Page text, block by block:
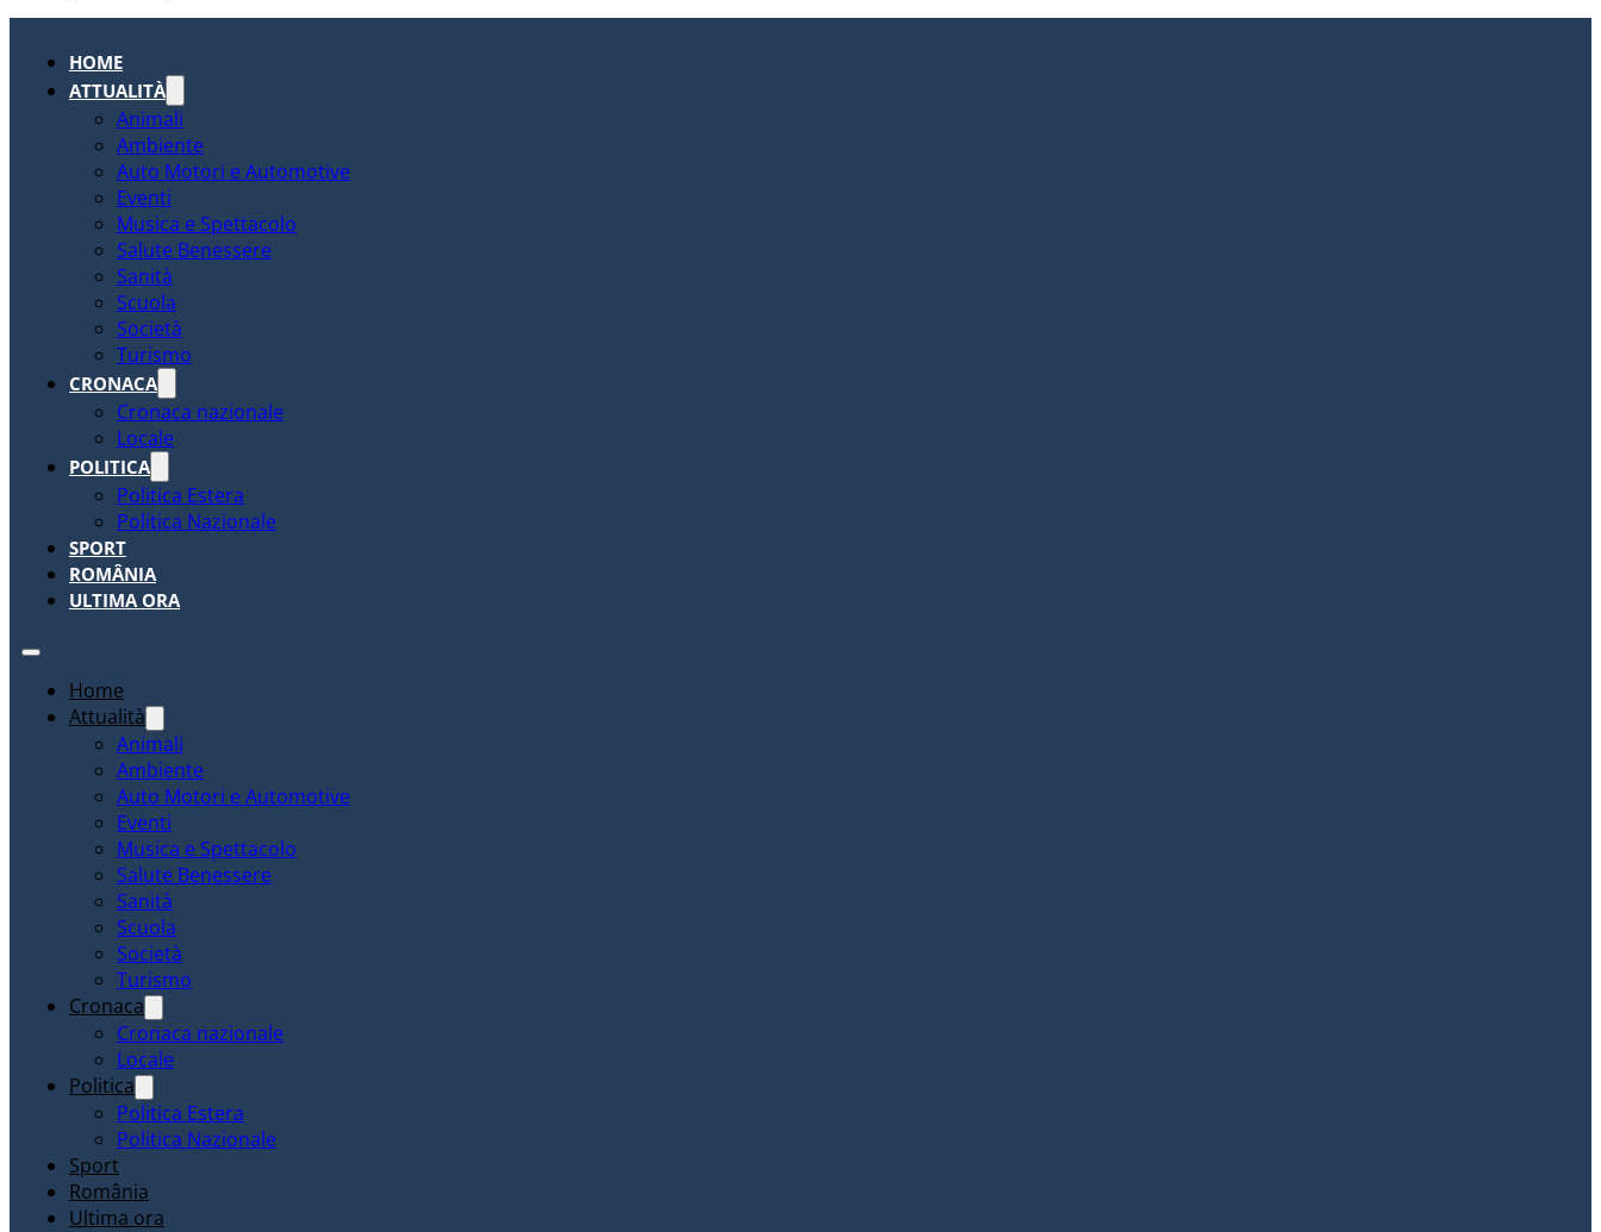
HOME
ATTUALITÀ
Animali
Ambiente
Auto Motori e Automotive
Eventi
Musica e Spettacolo
Salute Benessere
Sanità
Scuola
Società
Turismo
CRONACA
Cronaca nazionale
Locale
POLITICA
Politica Estera
Politica Nazionale
SPORT
ROMÂNIA
ULTIMA ORA
Home
Attualità
Animali
Ambiente
Auto Motori e Automotive
Eventi
Musica e Spettacolo
Salute Benessere
Sanità
Scuola
Società
Turismo
Cronaca
Cronaca nazionale
Locale
Politica
Politica Estera
Politica Nazionale
Sport
România
Ultima ora